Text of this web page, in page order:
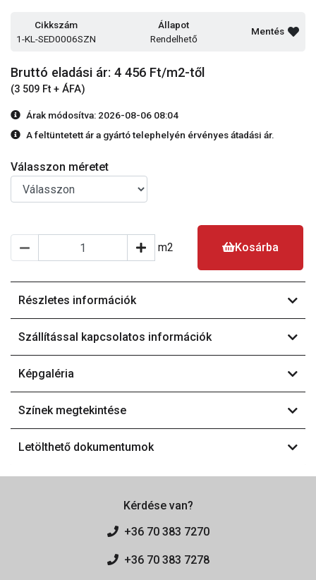
Cikkszám
1-KL-SED0006SZN
Állapot
Rendelhető
Mentés
Bruttó eladási ár: 4 456 Ft/m2-től
(3 509 Ft + ÁFA)
Árak módosítva: 2026-08-06 08:04
A feltüntetett ár a gyártó telephelyén érvényes átadási ár.
Válasszon méretet
m2 Kosárba
Részletes információk
Szállítással kapcsolatos információk
Képgaléria
Színek megtekintése
Letölthető dokumentumok
Kérdése van?
+36 70 383 7270
+36 70 383 7278